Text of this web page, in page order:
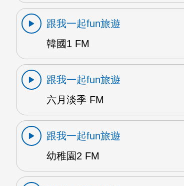
跟我一起fun旅遊
韓國1 FM
跟我一起fun旅遊
六月淡季 FM
跟我一起fun旅遊
幼稚園2 FM